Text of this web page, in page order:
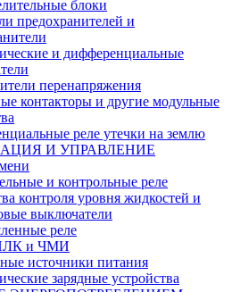
блоки
предохранителей и
и дифференциальные
перенапряжения
контакторы и другие модульные
реле утечки на землю
И УПРАВЛЕНИЕ
и контрольные реле
контроля уровня жидкостей и
выключатели
реле
и ЧМИ
источники питания
зарядные устройства